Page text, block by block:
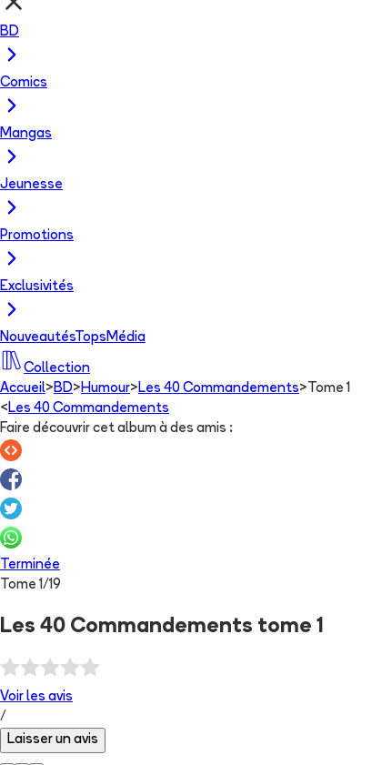
BD
Comics
Mangas
Jeunesse
Promotions
Exclusivités
NouveautésTops Média
Collection
Accueil> BD> Humour> Les 40 Commandements> Tome 1
< Les 40 Commandements
Faire découvrir cet album à des amis :
Terminée
Tome1/19
Les 40 Commandements tome 1
Voir les avis
/
Laisser un avis